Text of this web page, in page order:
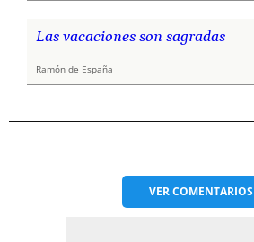
Las vacaciones son sagradas
Ramón de España
VERCOMENTARIOS